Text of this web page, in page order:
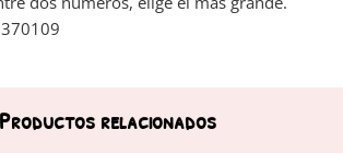
Productos relacionados